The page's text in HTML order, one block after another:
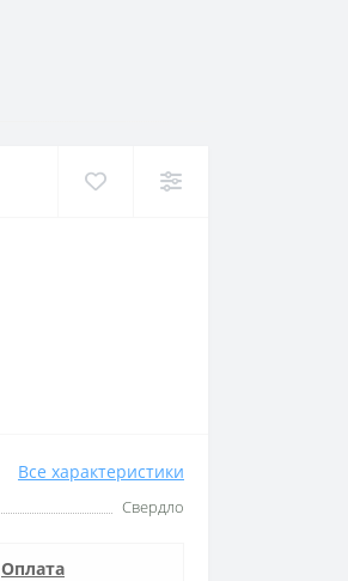
Все характеристики
Свердло
Оплата